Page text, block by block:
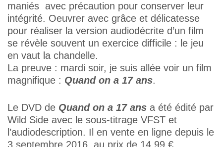
maniés avec précaution pour conserver leur
intégrité. Oeuvrer avec grâce et délicatesse
pour réaliser la version audiodécrite d’un film
se révèle souvent un exercice difficile : le jeu
en vaut la chandelle.
La preuve : mardi soir, je suis allée voir un film
magnifique : Quand on a 17 ans.
Le DVD de Quand on a 17 ans a été édité par
Wild Side avec le sous-titrage VFST et
l’audiodescription. Il en vente en ligne depuis le
3 septembre 2016, au prix de 14,99 €.